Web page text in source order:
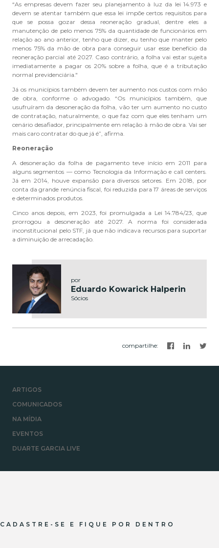
“As empresas devem fazer seu planejamento à luz da lei 14.973 e
devem se atentar também que essa lei impõe certos requisitos para
que se possa gozar dessa reoneração gradual, dentre eles a
manutenção de pelo menos 75% da quantidade de funcionários em
relação ao ano anterior, tenho que dizer, eu tenho que manter pelo
menos 75% da mão de obra para conseguir usar esse benefício da
reoneração parcial até 2027. Caso contrário, a folha vai estar sujeita
imediatamente a pagar os 20% sobre a folha, que é a tributação
normal previdenciária."
Já os municípios também devem ter aumento nos custos com mão
de obra, conforme o advogado. “Os municípios também, que
usufruíram da desoneração da folha, vão ter um aumento no custo
de contratação, naturalmente, o que faz com que eles tenham um
cenário desafiador, principalmente em relação à mão de obra. Vai ser
mais caro contratar do que já é”, afirma.
Reoneração
A desoneração da folha de pagamento teve início em 2011 para
alguns segmentos — como Tecnologia da Informação e call centers.
Já em 2014, houve expansão para diversos setores. Em 2018, por
conta da grande renúncia fiscal, foi reduzida para 17 áreas de serviços
e determinados produtos.
Cinco anos depois, em 2023, foi promulgada a Lei 14.784/23, que
prorrogou a desoneração até 2027. A norma foi considerada
inconstitucional pelo STF, já que não indicava recursos para suportar
a diminuição de arrecadação.
por
Eduardo Kowarick Halperin
Sócios
compartilhe:
ARTIGOS
COMUNICADOS
NA MÍDIA
EVENTOS
DUARTE GARCIA LIVE
CADASTRE-SE E FIQUE POR DENTRO